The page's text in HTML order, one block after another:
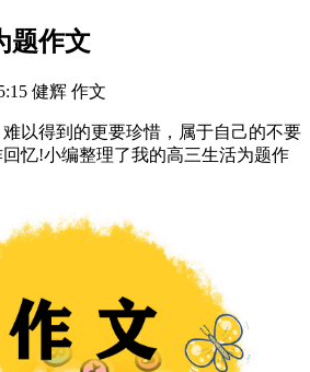
题作文
健辉 作文
以得到的更要珍惜，属于自己的不要
忆!小编整理了我的高三生活为题作